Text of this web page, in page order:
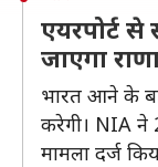
एयरपोर्ट
जाएगा
भारत आने के
करेगी। NIA
मामला दर्ज